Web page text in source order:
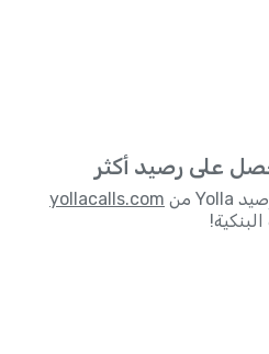
على رصيد أكثر
yollacalls.com